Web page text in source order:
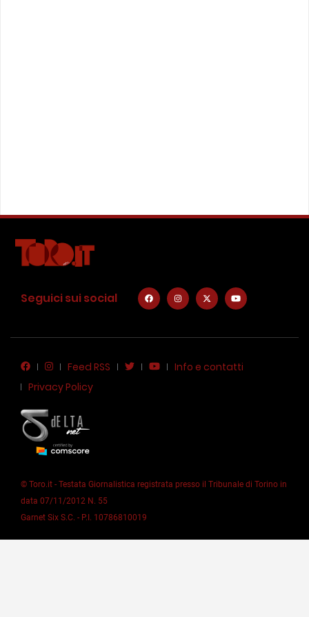
Seguici sui social
Feed RSS
Info e contatti
Privacy Policy
© Toro.it - Testata Giornalistica registrata presso il Tribunale di Torino in
data 07/11/2012 N. 55
Garnet Six S.C. - P.I. 10786810019